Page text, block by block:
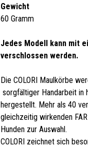
Gewicht
60 Gramm
Jedes Modell kann mit
verschlossen werden.
Die COLORI Maulkörbe
sorgfältiger Handarbeit in
hergestellt. Mehr als 40
gleichzeitig wirkenden
Hunden zur Auswahl.
COLORI zeichnet sich